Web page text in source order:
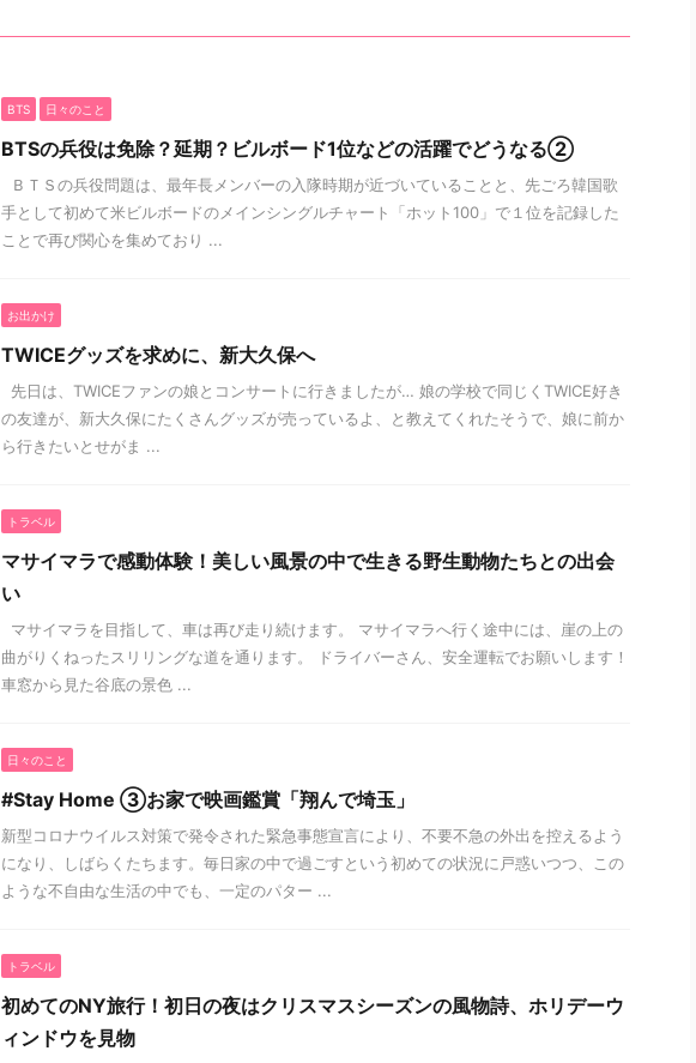
BTS 日々のこと
BTSの兵役は免除？延期？ビルボード1位などの活躍でどうなる②
ＢＴＳの兵役問題は、最年長メンバーの入隊時期が近づいていることと、先ごろ韓国歌
手として初めて米ビルボードのメインシングルチャート「ホット100」で１位を記録した
ことで再び関心を集めており ...
お出かけ
TWICEグッズを求めに、新大久保へ
先日は、TWICEファンの娘とコンサートに行きましたが… 娘の学校で同じくTWICE好き
の友達が、新大久保にたくさんグッズが売っているよ、と教えてくれたそうで、娘に前か
ら行きたいとせがま ...
トラベル
マサイマラで感動体験！美しい風景の中で生きる野生動物たちとの出会
い
マサイマラを目指して、車は再び走り続けます。 マサイマラへ行く途中には、崖の上の
曲がりくねったスリリングな道を通ります。 ドライバーさん、安全運転でお願いします！
車窓から見た谷底の景色 ...
日々のこと
#Stay Home ③お家で映画鑑賞「翔んで埼玉」
新型コロナウイルス対策で発令された緊急事態宣言により、不要不急の外出を控えるよう
になり、しばらくたちます。毎日家の中で過ごすという初めての状況に戸惑いつつ、この
ような不自由な生活の中でも、一定のパター ...
トラベル
初めてのNY旅行！初日の夜はクリスマスシーズンの風物詩、ホリデーウ
ィンドウを見物